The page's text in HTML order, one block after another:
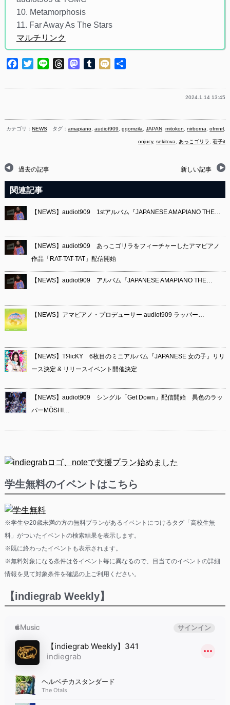
10. Metamorphosis
11. Far Away As The Stars
マルチリンク
Facebook
TwitterLine ThreadsMastodon
Tumblr
Mixi
2024.1.14 13:45
カテゴリ：NEWS タグ：amapiano ,audiot909 ,gqomzila ,JAPAN ,mitokon ,nirborna ,ofmnrl
onjucy,sekitova あっこゴリラ ,荘子it
過去の記事 新しい記事
関連記事
【NEWS】audiot909 1stアルバム『JAPANESE AMAPIANO THE…
【NEWS】audiot909 あっこゴリラをフィーチャーしたアマピアノ
作品「RAT-TAT-TAT」配信開始
【NEWS】audiot909 アルバム『JAPANESE AMAPIANO THE…
【NEWS】アマピアノ・プロデューサー audiot909 ラッパー…
【NEWS】TЯicKY 6枚目のミニアルバム『JAPANESE 女の子』リリ
ース決定 & リリースイベント開催決定
【NEWS】audiot909 シングル「Get Down」配信開始 異色のラッ
パーMÖSHI…
学生無料のイベントはこちら
※学生や20歳未満の方の無料プランがあるイベントにつけるタグ「高校生無
料」がついたイベントの検索結果を表示します。
※既に終わったイベントも表示されます。
※無料対象になる条件は各イベント毎に異なるので、目当てのイベントの詳細
情報を見て対象条件を確認の上ご利用ください。
【indiegrab Weekly】